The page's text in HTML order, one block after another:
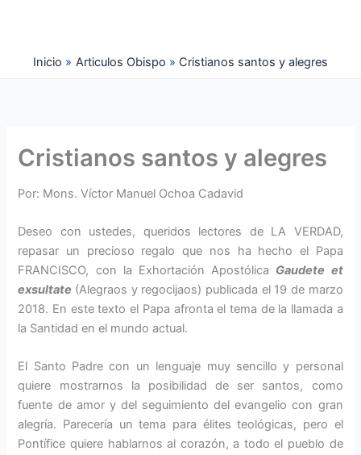
Inicio
Articulos Obispo Cristianos santos y alegres
Cristianos santos y alegres
Por: Mons. Víctor Manuel Ochoa Cadavid
Deseo con ustedes, queridos lectores de LA VERDAD,
repasar un precioso regalo que nos ha hecho el Papa
FRANCISCO, con la Exhortación Apostólica Gaudete et
exsultate (Alegraos y regocijaos) publicada el 19 de marzo
2018. En este texto el Papa afronta el tema de la llamada a
la Santidad en el mundo actual.
El Santo Padre con un lenguaje muy sencillo y personal
quiere mostrarnos la posibilidad de ser santos, como
fuente de amor y del seguimiento del evangelio con gran
alegría. Parecería un tema para élites teológicas, pero el
Pontífice quiere hablarnos al corazón, a todo el pueblo de